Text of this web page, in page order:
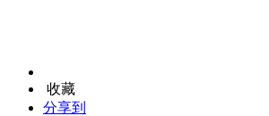
收藏
分享到